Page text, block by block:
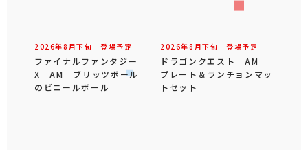
2026年8 月下旬 登場予定
ファイナルファンタジー
X AM ブリッツボール
のビニールボール
2026年8 月下旬 登場予定
ドラゴンクエスト AM
プレート＆ランチョンマッ
トセット